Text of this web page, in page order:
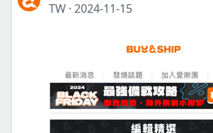
TW · 2024-11-15